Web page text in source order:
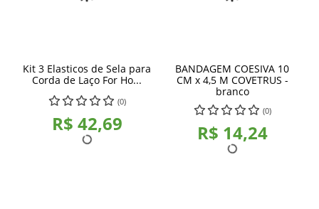
Kit 3 Elasticos de Sela para
Corda de Laço For Ho...
(0)
R$ 42,69
BANDAGEM COESIVA 10
CM x 4,5 M COVETRUS -
branco
(0)
R$ 14,24